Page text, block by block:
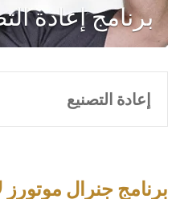
برنامج إعادة
إعادة التصنيع
برنامج جنرال موتورز